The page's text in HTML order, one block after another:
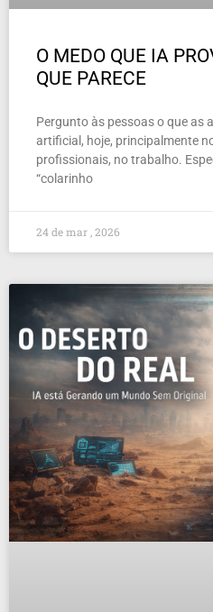
O MEDO QUE IA
QUE PARECE
Pergunto às pessoas o que as
artificial, hoje, principalmente
profissionais, no trabalho.
“colarinho
24 de mar , 2026